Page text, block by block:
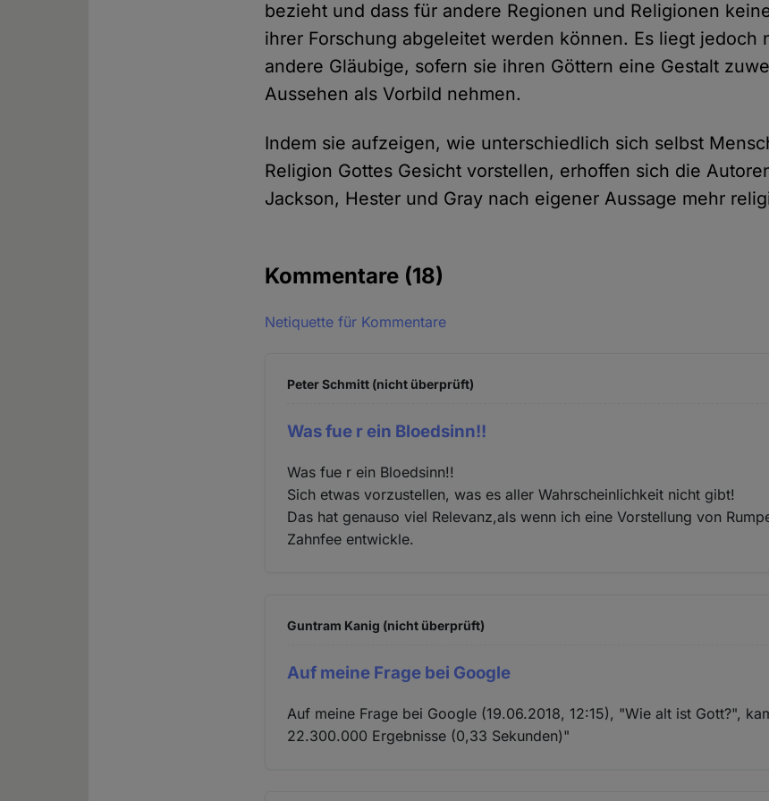
bezieht und dass für andere Regionen und Religionen
ihrer Forschung abgeleitet werden können. Es liegt jedoch
andere Gläubige, sofern sie ihren Göttern eine Gestalt
Aussehen als Vorbild nehmen.
Indem sie aufzeigen, wie unterschiedlich sich selbst
Religion Gottes Gesicht vorstellen, erhoffen sich die
Jackson, Hester und Gray nach eigener Aussage mehr
Kommentare (18)
Netiquette für Kommentare
Peter Schmitt (nicht überprüft)
Was fue r ein Bloedsinn!!
Was fue r ein Bloedsinn!!
Sich etwas vorzustellen, was es aller Wahrscheinlichkeit nicht gibt!
Das hat genauso viel Relevanz,als wenn ich eine Vorstellung von
Zahnfee entwickle.
Guntram Kanig (nicht überprüft)
Auf meine Frage bei Google
Auf meine Frage bei Google (19.06.2018, 12:15), "Wie alt ist Gott?",
22.300.000 Ergebnisse (0,33 Sekunden)"